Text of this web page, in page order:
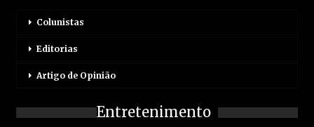
Colunistas
Editorias
Artigo de Opinião
Entretenimento